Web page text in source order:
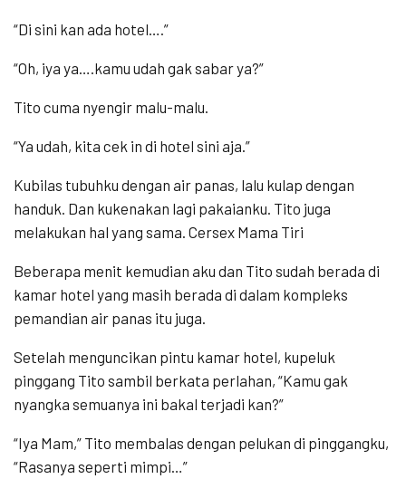
“Di sini kan ada hotel….”
“Oh, iya ya….kamu udah gak sabar ya?”
Tito cuma nyengir malu-malu.
“Ya udah, kita cek in di hotel sini aja.”
Kubilas tubuhku dengan air panas, lalu kulap dengan
handuk. Dan kukenakan lagi pakaianku. Tito juga
melakukan hal yang sama. Cersex Mama Tiri
Beberapa menit kemudian aku dan Tito sudah berada di
kamar hotel yang masih berada di dalam kompleks
pemandian air panas itu juga.
Setelah menguncikan pintu kamar hotel, kupeluk
pinggang Tito sambil berkata perlahan, “Kamu gak
nyangka semuanya ini bakal terjadi kan?”
“Iya Mam,” Tito membalas dengan pelukan di pinggangku,
“Rasanya seperti mimpi…”